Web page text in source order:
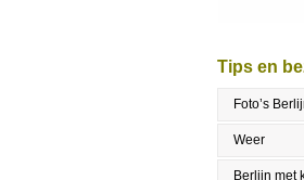
Tips en
Foto’s
Weer
Berlijn met